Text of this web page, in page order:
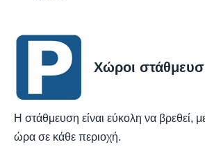
Χώροι
Η στάθμευση είναι εύκολη να βρεθεί,
ώρα σε κάθε περιοχή.